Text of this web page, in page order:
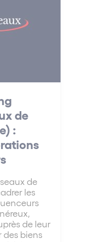
de
:
de
les
de leur
biens